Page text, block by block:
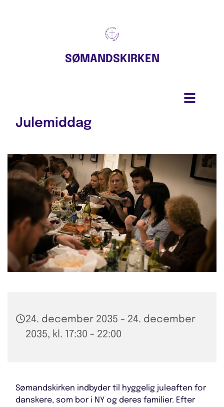
SØMANDSKIRKEN
Julemiddag
24. december 2035 - 24. december
2035, kl. 17:30 - 22:00
Sømandskirken indbyder til hyggelig juleaften for
danskere, som bor i NY og deres familier. Efter